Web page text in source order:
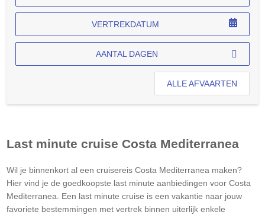
VERTREKDATUM
AANTAL DAGEN
ALLE AFVAARTEN
Last minute cruise Costa Mediterranea
Wil je binnenkort al een cruisereis Costa Mediterranea maken?
Hier vind je de goedkoopste last minute aanbiedingen voor Costa
Mediterranea . Een last minute cruise is een vakantie naar jouw
favoriete bestemmingen met vertrek binnen uiterlijk enkele